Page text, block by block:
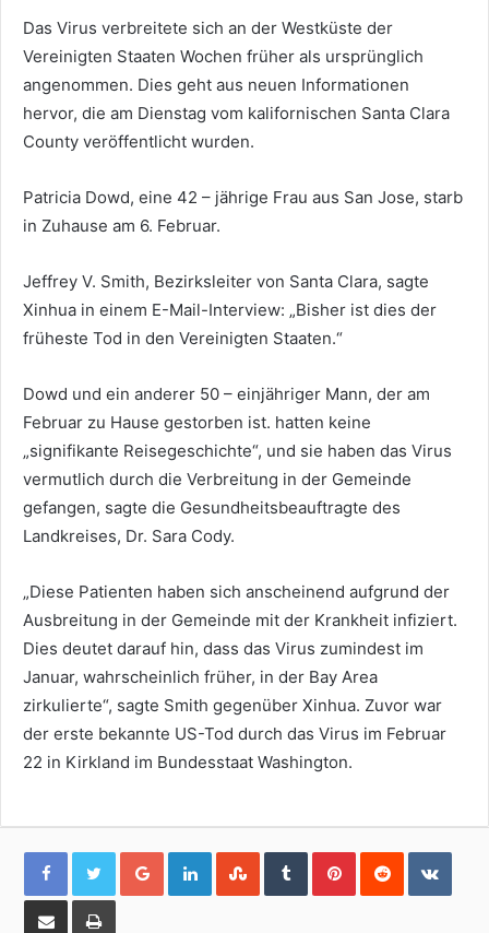
Das Virus verbreitete sich an der Westküste der
Vereinigten Staaten Wochen früher als ursprünglich
angenommen. Dies geht aus neuen Informationen
hervor, die am Dienstag vom kalifornischen Santa Clara
County veröffentlicht wurden.
Patricia Dowd, eine 42 – jährige Frau aus San Jose, starb
in Zuhause am 6. Februar.
Jeffrey V. Smith, Bezirksleiter von Santa Clara, sagte
Xinhua in einem E-Mail-Interview: „Bisher ist dies der
früheste Tod in den Vereinigten Staaten.“
Dowd und ein anderer 50 – einjähriger Mann, der am
Februar zu Hause gestorben ist. hatten keine
„signifikante Reisegeschichte“, und sie haben das Virus
vermutlich durch die Verbreitung in der Gemeinde
gefangen, sagte die Gesundheitsbeauftragte des
Landkreises, Dr. Sara Cody.
„Diese Patienten haben sich anscheinend aufgrund der
Ausbreitung in der Gemeinde mit der Krankheit infiziert.
Dies deutet darauf hin, dass das Virus zumindest im
Januar, wahrscheinlich früher, in der Bay Area
zirkulierte“, sagte Smith gegenüber Xinhua. Zuvor war
der erste bekannte US-Tod durch das Virus im Februar
22 in Kirkland im Bundesstaat Washington.
Google+LinkedInStumbleUpon
TumblrPinterestReddit
Share
Email
Print